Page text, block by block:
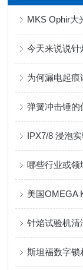
MKS Ophir大
今天来说说针
弹簧冲击锤的
IPX7/8 浸泡
哪些行业或领
美国OMEGA
针焰试验机清
斯坦福数字锁